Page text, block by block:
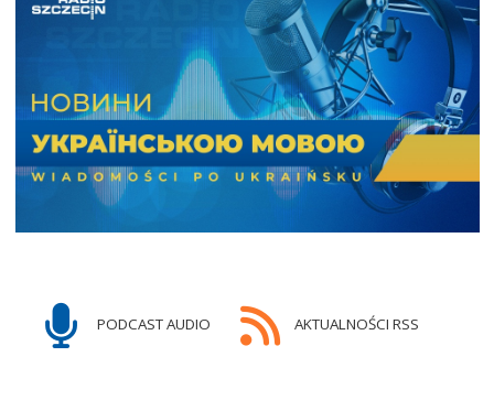
PODCAST AUDIO AKTUALNOŚCI RSS